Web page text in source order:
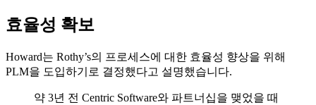
효율성 확보
Howard는 Rothy’s의 프로세스에 대한 효율성 향상을 위해
PLM을 도입하기로 결정했다고 설명했습니다.
약 3년 전 Centric Software와 파트너십을 맺었을 때